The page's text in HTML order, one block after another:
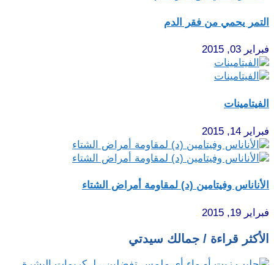
التمر يحمي من فقر الدم
فبراير 03, 2015
الفيتامينات
فبراير 14, 2015
الأناناس وفيتامين (د) لمقاومة أمراض الشتاء
فبراير 19, 2015
الأكثر قراءة / جمالك سيدتي